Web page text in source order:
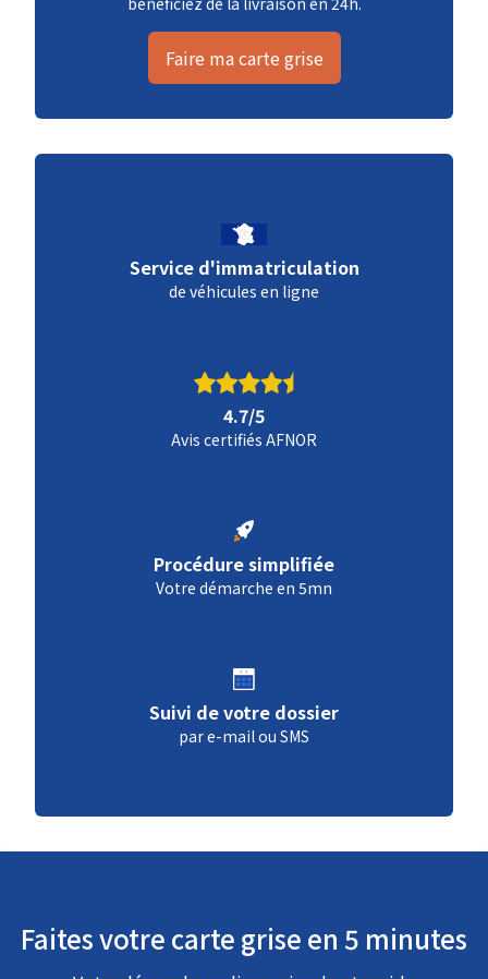
Faire ma carte grise
Service d'immatriculation
de véhicules en ligne
4.7/5
Avis certifiés AFNOR
Procédure simplifiée
Votre démarche en 5mn
Suivi de votre dossier
par e-mail ou SMS
Faites votre carte grise en 5 minutes